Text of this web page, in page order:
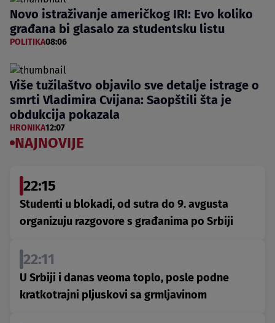
Novo istraživanje američkog IRI: Evo koliko
građana bi glasalo za studentsku listu
POLITIKA08:06
Više tužilaštvo objavilo sve detalje istrage o
smrti Vladimira Cvijana: Saopštili šta je
obdukcija pokazala
HRONIKA12:07
NAJNOVIJE
22:15
Studenti u blokadi, od sutra do 9. avgusta
organizuju razgovore s građanima po Srbiji
22:11
U Srbiji i danas veoma toplo, posle podne
kratkotrajni pljuskovi sa grmljavinom